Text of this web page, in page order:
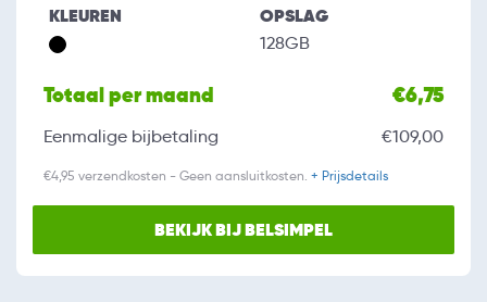
KLEUREN OPSLAG
128GB
Totaal per maand €6,75
Eenmalige bijbetaling €109,00
€4,95 verzendkosten - Geen aansluitkosten. + Prijsdetails
BEKIJK BIJ BELSIMPEL